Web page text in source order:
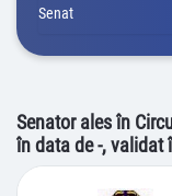
Senat
Senator ales în
în data de -, validat